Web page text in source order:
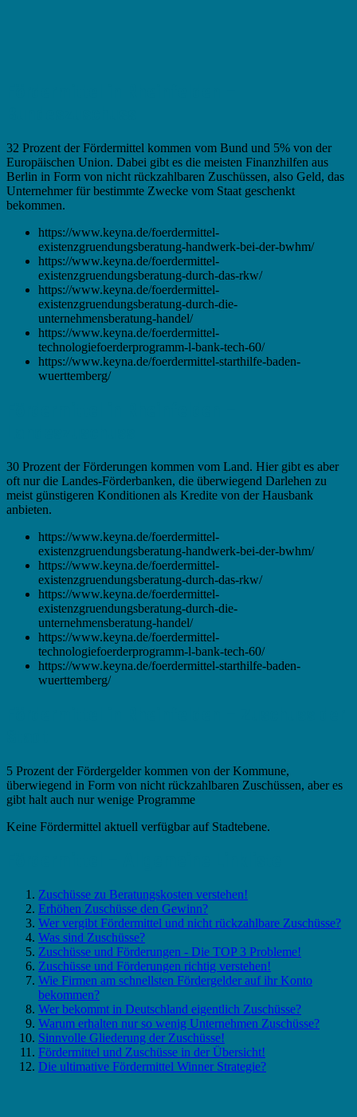
32 Prozent der Fördermittel kommen vom Bund und 5% von der
Europäischen Union. Dabei gibt es die meisten Finanzhilfen aus
Berlin in Form von nicht rückzahlbaren Zuschüssen, also Geld, das
Unternehmer für bestimmte Zwecke vom Staat geschenkt
bekommen.
https://www.keyna.de/foerdermittel-
existenzgruendungsberatung-handwerk-bei-der-bwhm/
https://www.keyna.de/foerdermittel-
existenzgruendungsberatung-durch-das-rkw/
https://www.keyna.de/foerdermittel-
existenzgruendungsberatung-durch-die-
unternehmensberatung-handel/
https://www.keyna.de/foerdermittel-
technologiefoerderprogramm-l-bank-tech-60/
https://www.keyna.de/foerdermittel-starthilfe-baden-
wuerttemberg/
30 Prozent der Förderungen kommen vom Land. Hier gibt es aber
oft nur die Landes-Förderbanken, die überwiegend Darlehen zu
meist günstigeren Konditionen als Kredite von der Hausbank
anbieten.
https://www.keyna.de/foerdermittel-
existenzgruendungsberatung-handwerk-bei-der-bwhm/
https://www.keyna.de/foerdermittel-
existenzgruendungsberatung-durch-das-rkw/
https://www.keyna.de/foerdermittel-
existenzgruendungsberatung-durch-die-
unternehmensberatung-handel/
https://www.keyna.de/foerdermittel-
technologiefoerderprogramm-l-bank-tech-60/
https://www.keyna.de/foerdermittel-starthilfe-baden-
wuerttemberg/
5 Prozent der Fördergelder kommen von der Kommune,
überwiegend in Form von nicht rückzahlbaren Zuschüssen, aber es
gibt halt auch nur wenige Programme
Keine Fördermittel aktuell verfügbar auf Stadtebene.
Zuschüsse zu Beratungskosten verstehen!
Erhöhen Zuschüsse den Gewinn?
Wer vergibt Fördermittel und nicht rückzahlbare Zuschüsse?
Was sind Zuschüsse?
Zuschüsse und Förderungen - Die TOP 3 Probleme!
Zuschüsse und Förderungen richtig verstehen!
Wie Firmen am schnellsten Fördergelder auf ihr Konto
bekommen?
Wer bekommt in Deutschland eigentlich Zuschüsse?
Warum erhalten nur so wenig Unternehmen Zuschüsse?
Sinnvolle Gliederung der Zuschüsse!
Fördermittel und Zuschüsse in der Übersicht!
Die ultimative Fördermittel Winner Strategie?